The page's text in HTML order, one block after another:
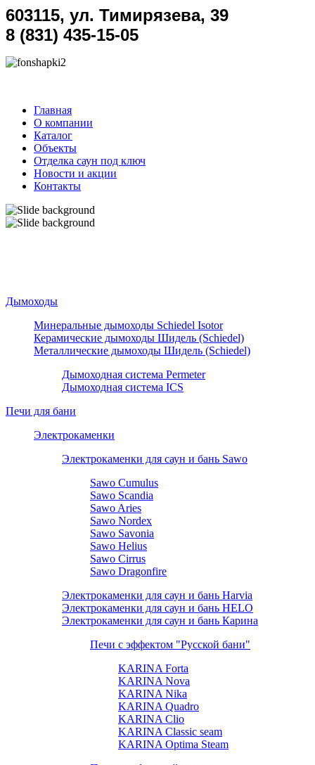
603115, ул. Тимирязева, 39
8 (831) 435-15-05
Главная
О компании
Каталог
Объекты
Отделка саун под ключ
Новости и акции
Контакты
Дымоходы
Минеральные дымоходы Schiedel Isotor
Керамические дымоходы Шидель (Schiedel)
Металлические дымоходы Шидель (Schiedel)
Дымоходная система Permeter
Дымоходная система ICS
Печи для бани
Электрокаменки
Электрокаменки для саун и бань Sawo
Sawo Cumulus
Sawo Scandia
Sawo Aries
Sawo Nordex
Sawo Savonia
Sawo Helius
Sawo Cirrus
Sawo Dragonfire
Электрокаменки для саун и бань Harvia
Электрокаменки для саун и бань HELO
Электрокаменки для саун и бань Карина
Печи с эффектом "Русской бани"
KARINA Forta
KARINA Nova
KARINA Nika
KARINA Quadro
KARINA Clio
KARINA Classic seam
KARINA Optima Steam